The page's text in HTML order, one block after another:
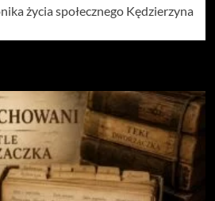
życia społecznego Kędzierzyna